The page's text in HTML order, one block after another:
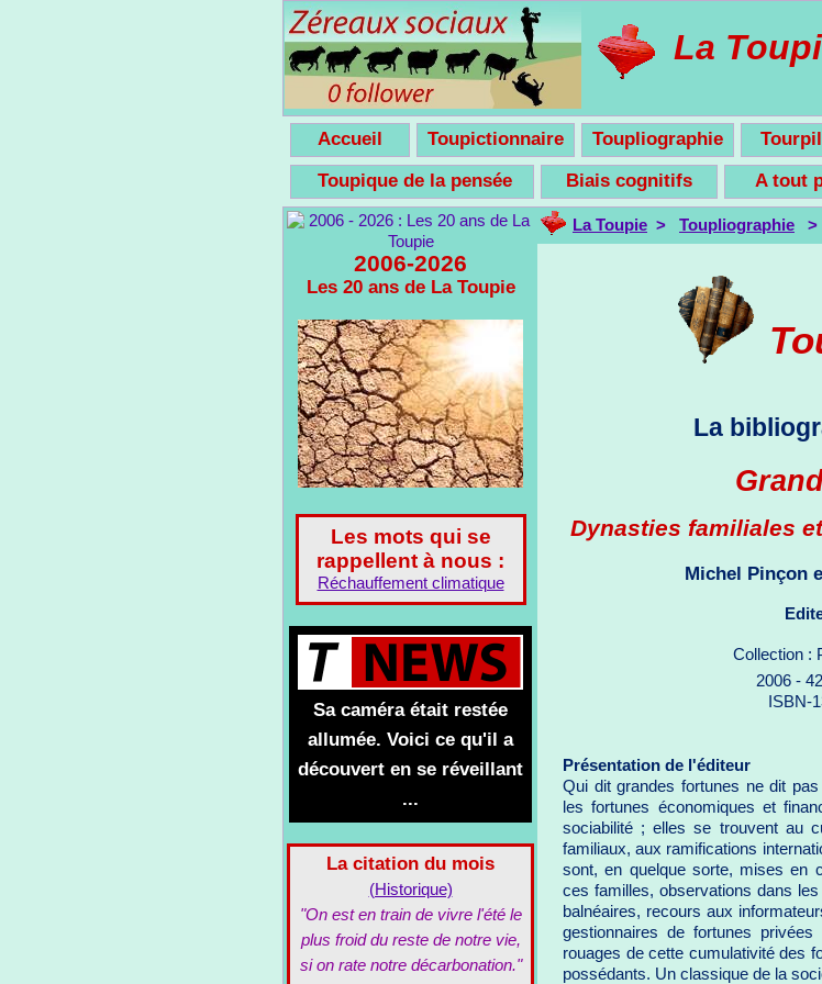
La
Accueil Toupictionnaire Toupliographie
Toupique de la pensée
Biais cognitifs A tout
2006-2026
Les 20 ans de La Toupie
Les mots qui se
rappellent à nous :
Réchauffement climatique
Sa caméra était restée
allumée. Voici ce qu'il a
découvert en se réveillant
...
La citation du mois
(Historique)
"On est en train de vivre l'été le
plus froid du reste de notre vie,
si on rate notre décarbonation."
La Toupie > Toupliographie >
La
Dynasties familiales
Michel Pinçon
Collection :
2006 -
ISBN-
Présentation de l'éditeur
Qui dit grandes fortunes ne dit
les fortunes économiques et
sociabilité ; elles se trouvent au
familiaux, aux ramifications
sont, en quelque sorte, mises en
ces familles, observations dans
balnéaires, recours aux
gestionnaires de fortunes
rouages de cette cumulativité des
possédants. Un classique de la